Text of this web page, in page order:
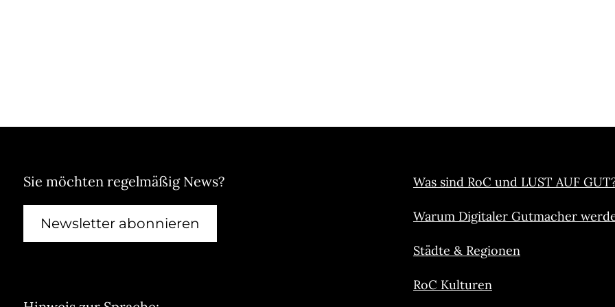
Sie möchten regelmäßig News?
Newsletter abonnieren
Was sind RoC und LUST AUF
Warum Digitaler Gutmacher
Städte & Regionen
RoC Kulturen